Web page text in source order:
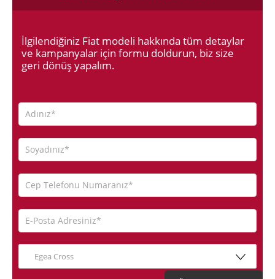
İlgilendiğiniz Fiat modeli hakkında tüm detaylar
ve kampanyalar için formu doldurun, biz size
geri dönüş yapalım.
Egea Cross